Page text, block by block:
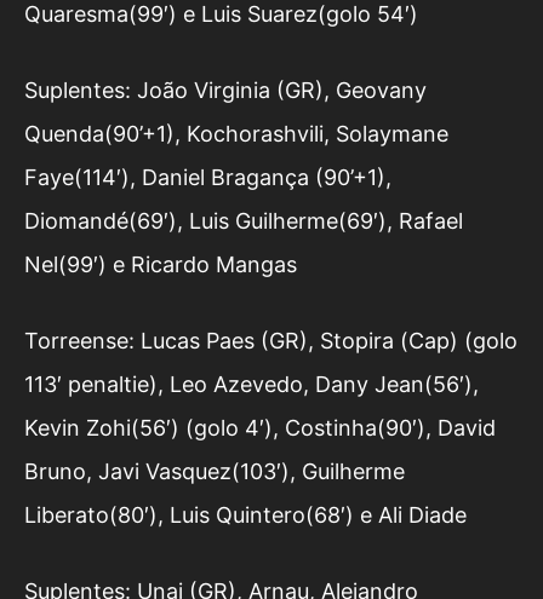
Quaresma(99′) e Luis Suarez(golo 54′)
Suplentes: João Virginia (GR), Geovany
Quenda(90’+1), Kochorashvili, Solaymane
Faye(114′), Daniel Bragança (90’+1),
Diomandé(69′), Luis Guilherme(69′), Rafael
Nel(99′) e Ricardo Mangas
Torreense: Lucas Paes (GR), Stopira (Cap) (golo
113′ penaltie), Leo Azevedo, Dany Jean(56′),
Kevin Zohi(56′) (golo 4′), Costinha(90′), David
Bruno, Javi Vasquez(103′), Guilherme
Liberato(80′), Luis Quintero(68′) e Ali Diade
Suplentes: Unai (GR), Arnau, Alejandro